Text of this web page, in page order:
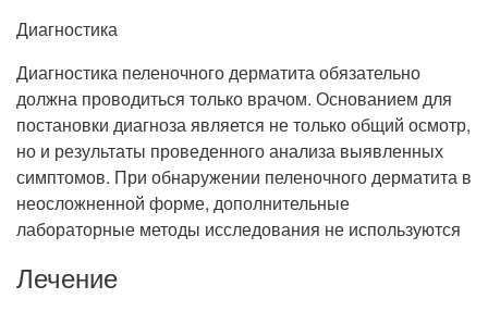
Диагностика
Диагностика пеленочного дерматита обязательно
должна проводиться только врачом. Основанием для
постановки диагноза является не только общий осмотр,
но и результаты проведенного анализа выявленных
симптомов. При обнаружении пеленочного дерматита в
неосложненной форме, дополнительные
лабораторные методы исследования не используются
Лечение